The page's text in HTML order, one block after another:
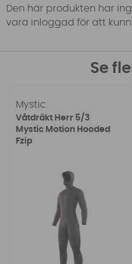
Den här produkten har
vara inloggad för att
Se
Mystic
Våtdräkt Herr 5/3
Mystic Motion Hooded
Fzip